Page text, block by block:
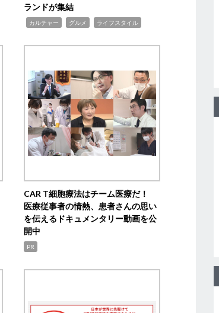
ランドが集結
カルチャー グルメ ライフスタイル
CAR T細胞療法はチーム医療だ！
医療従事者の情熱、患者さんの思い
を伝えるドキュメンタリー動画を公
開中
PR